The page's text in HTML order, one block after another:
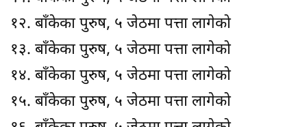
१२. बाँकेका पुरुष, ५ जेठमा पत्ता लागेको
१३. बाँकेका पुरुष, ५ जेठमा पत्ता लागेको
१४. बाँकेका पुरुष, ५ जेठमा पत्ता लागेको
१५. बाँकेका पुरुष, ५ जेठमा पत्ता लागेको